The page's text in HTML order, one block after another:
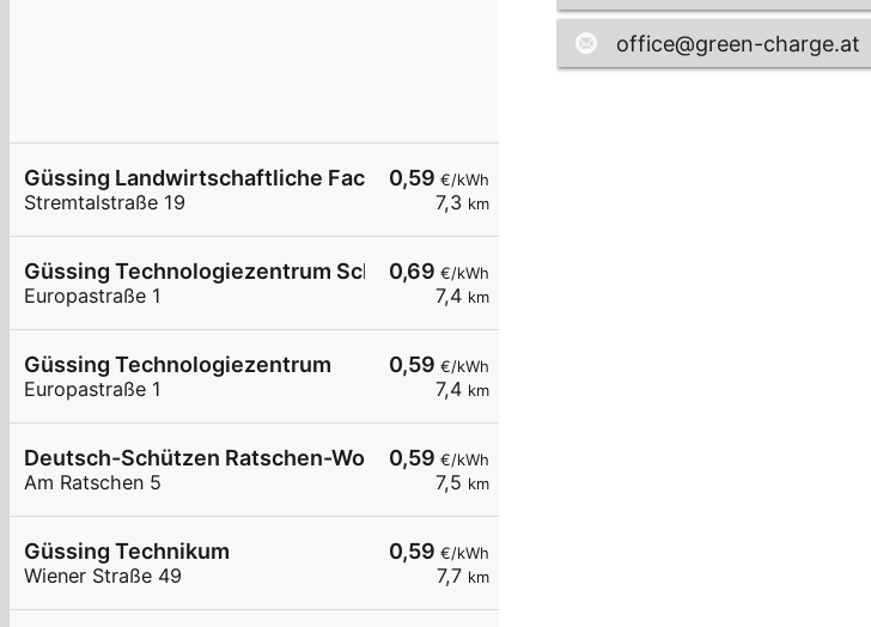
0,59 €/kWh
7,3 km
Güssing Landwirtschaftliche Fachschule
Stremtalstraße 19
0,69 €/kWh
7,4 km
Güssing Technologiezentrum Schnelllader DC150
Europastraße 1
0,59 €/kWh
7,4 km
Güssing Technologiezentrum
Europastraße 1
0,59 €/kWh
7,5 km
Deutsch-Schützen Ratschen-Wohnotek
Am Ratschen 5
0,59 €/kWh
7,7 km
Güssing Technikum
Wiener Straße 49
office@green-charge.at